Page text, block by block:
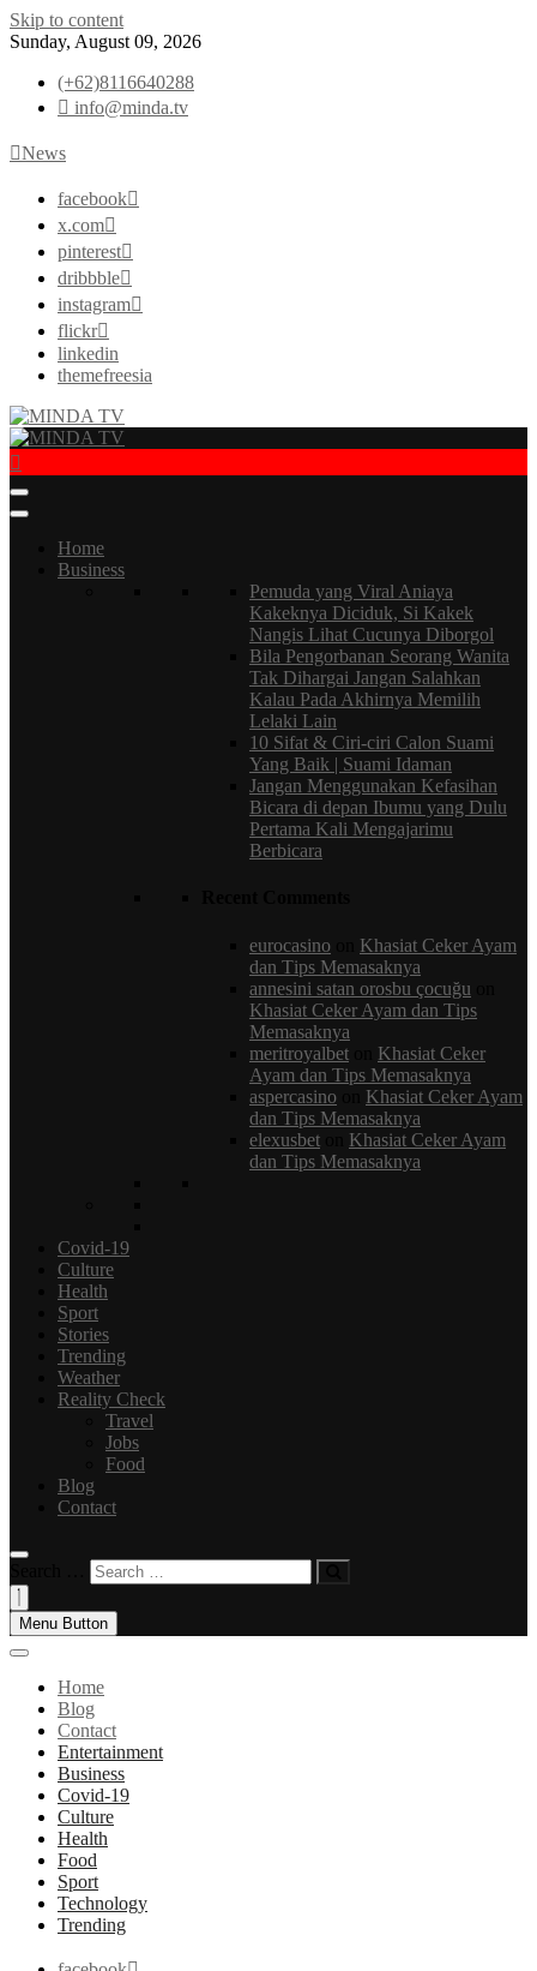
Skip to content
Sunday, August 09, 2026
(+62)8116640288
info@minda.tv
News
facebook
x.com
pinterest
dribbble
instagram
flickr
linkedin
themefreesia
MINDA TV
News & Edutainment
Home
Business
Pemuda yang Viral Aniaya
Kakeknya Diciduk, Si Kakek
Nangis Lihat Cucunya Diborgol
Bila Pengorbanan Seorang Wanita
Tak Dihargai Jangan Salahkan
Kalau Pada Akhirnya Memilih
Lelaki Lain
10 Sifat & Ciri-ciri Calon Suami
Yang Baik | Suami Idaman
Jangan Menggunakan Kefasihan
Bicara di depan Ibumu yang Dulu
Pertama Kali Mengajarimu
Berbicara
eurocasino
Khasiat Ceker Ayam
dan Tірѕ Mеmаѕаknya
annesini satan orosbu çocuğu
Khasiat Ceker Ayam dan Tірѕ
Mеmаѕаknya
meritroyalbet
Khasiat Ceker
Ayam dan Tірѕ Mеmаѕаknya
aspercasino
Khasiat Ceker Ayam
dan Tірѕ Mеmаѕаknya
elexusbet
Khasiat Ceker Ayam
dan Tірѕ Mеmаѕаknya
Covid-19
Culture
Health
Sport
Stories
Trending
Weather
Reality Check
Travel
Jobs
Food
Blog
Contact
Menu Button
Home
Blog
Contact
Entertainment
Business
Covid-19
Culture
Health
Food
Sport
Technology
Trending